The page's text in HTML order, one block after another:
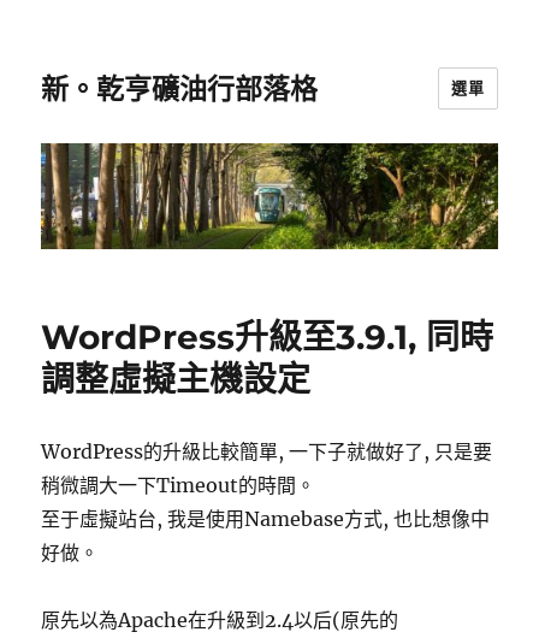
新。乾亨礦油行部落格 選單
WordPress升級至3.9.1, 同時
調整虛擬主機設定
WordPress的升級比較簡單, 一下子就做好了, 只是要
稍微調大一下Timeout的時間。
至于虛擬站台, 我是使用Namebase方式, 也比想像中
好做。
原先以為Apache在升級到2.4以后(原先的